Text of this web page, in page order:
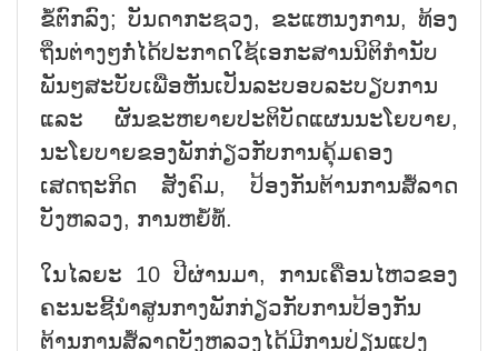
ຂໍ້ຕົກລົງ; ບັນດາກະຊວງ, ຂະແຫນງການ, ທ້ອງ
ຖິ່ນຕ່າງໆກໍ່ໄດ້ປະກາດໃຊ້ເອກະສານນິຕິກຳນັບ
ພັນໆສະບັບເພື່ອຫັນເປັນລະບອບລະບຽບການ
ແລະ ຜັນຂະຫຍາຍປະຕິບັດແຜນນະໂຍບາຍ,
ນະໂຍບາຍຂອງພັກກ່ຽວກັບການຄຸ້ມຄອງ
ເສດຖະກິດ ສັງຄົມ, ປ້ອງກັນຕ້ານການສໍ້ລາດ
ບັງຫລວງ, ການຫຍໍ້ທໍ້.
ໃນໄລຍະ 10 ປີຜ່ານມາ, ການເຄື່ອນໄຫວຂອງ
ຄະນະຊີ້ນຳສູນກາງພັກກ່ຽວກັບການປ້ອງກັນ
ຕ້ານການສໍ້ລາດບັງຫລວງໄດ້ມີການປ່ຽນແປງ